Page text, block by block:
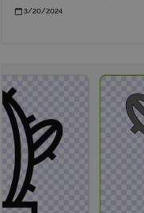
3/20/2024